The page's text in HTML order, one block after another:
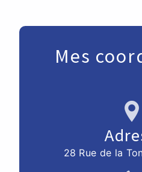
Mes
28 Rue de la